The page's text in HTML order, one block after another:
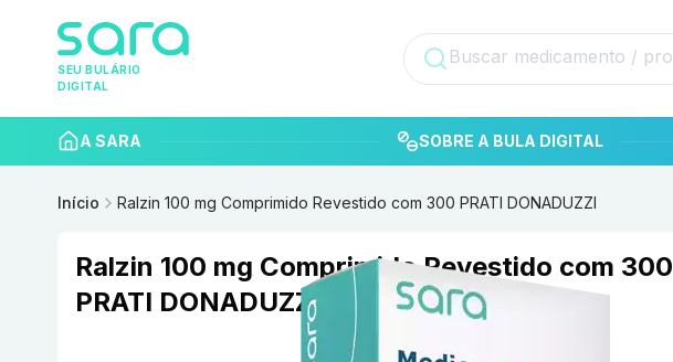
SEU BULÁRIO
DIGITAL
A SARA SOBRE A BULA DIGITAL
Início Ralzin 100 mg Comprimido Revestido com 300 PRATI DONADUZZI
Ralzin 100 mg Comprimido Revestido com 300
PRATI DONADUZZI